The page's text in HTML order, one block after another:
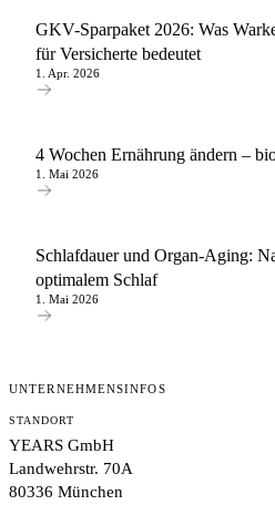
GKV-Sparpaket 2026: Was
für Versicherte bedeutet
1. Apr. 2026
4 Wochen Ernährung ändern –
1. Mai 2026
Schlafdauer und Organ-Aging:
optimalem Schlaf
1. Mai 2026
UNTERNEHMENSINFOS
STANDORT
YEARS GmbH
Landwehrstr. 70A
80336 München